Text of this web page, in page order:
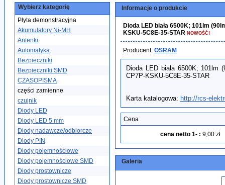
Wybierz kategorię
Płyta demonstracyjna
Akumulatory Ni-MH
Antenki
Automatyka
Bezpieczniki
Bezpieczniki SMD
CZASOPISMA
części zamienne
czujnik
Diody LED
Diody LED 5 mm
Diody nadawcze/odbiorcze
Diody PIN
Diody pojemnościowe
Diody pojemnościowe SMD
Diody prostownicze
Diody prostownicze SMD
Informacje o produkcie
Dioda LED biała 6500K; 101lm
KSKU-5C8E-35-STAR NOWOŚĆ!
Producent: OSRAM
Dioda LED biała 6500K; 101lm
CP7P-KSKU-5C8E-35-STAR
Karta katalogowa: http://rcs-
Cena
cena netto 1- : 9,00 zł
Galeria